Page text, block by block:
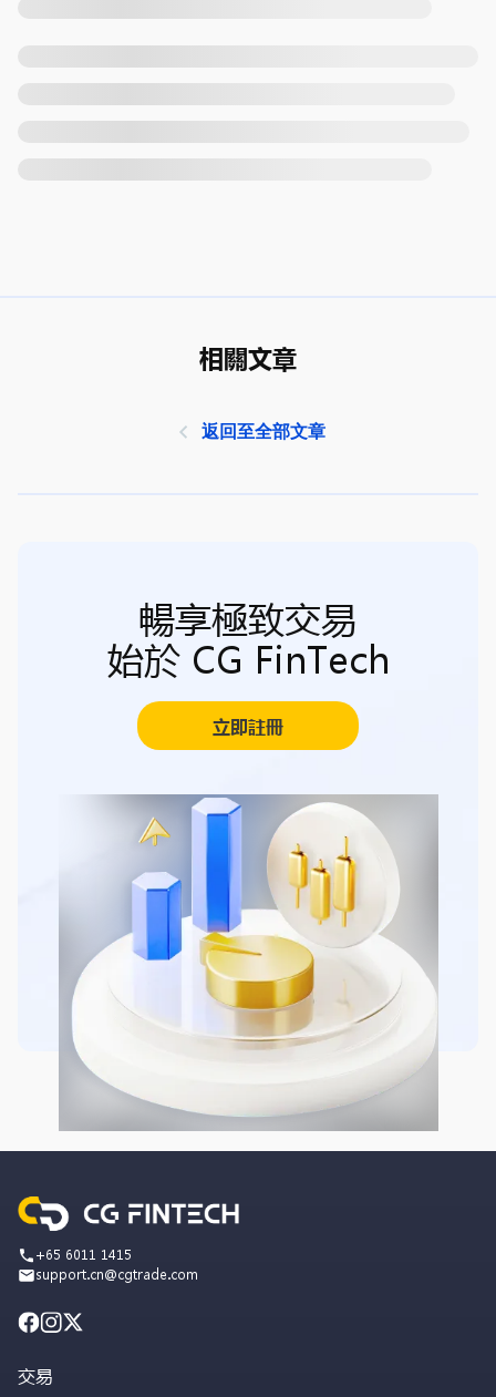
相關文章
返回至全部文章
暢享極致交易
始於 CG FinTech
立即註冊
+65 6011 1415
support.cn@cgtrade.com
交易